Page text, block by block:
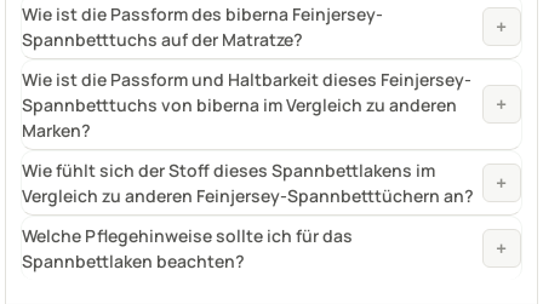
Wie ist die Passform des biberna Feinjersey-
Spannbetttuchs auf der Matratze?
+
Wie ist die Passform und Haltbarkeit dieses Feinjersey-
Spannbetttuchs von biberna im Vergleich zu anderen
Marken?
+
Wie fühlt sich der Stoff dieses Spannbettlakens im
Vergleich zu anderen Feinjersey-Spannbetttüchern an?
+
Welche Pflegehinweise sollte ich für das
Spannbettlaken beachten?
+